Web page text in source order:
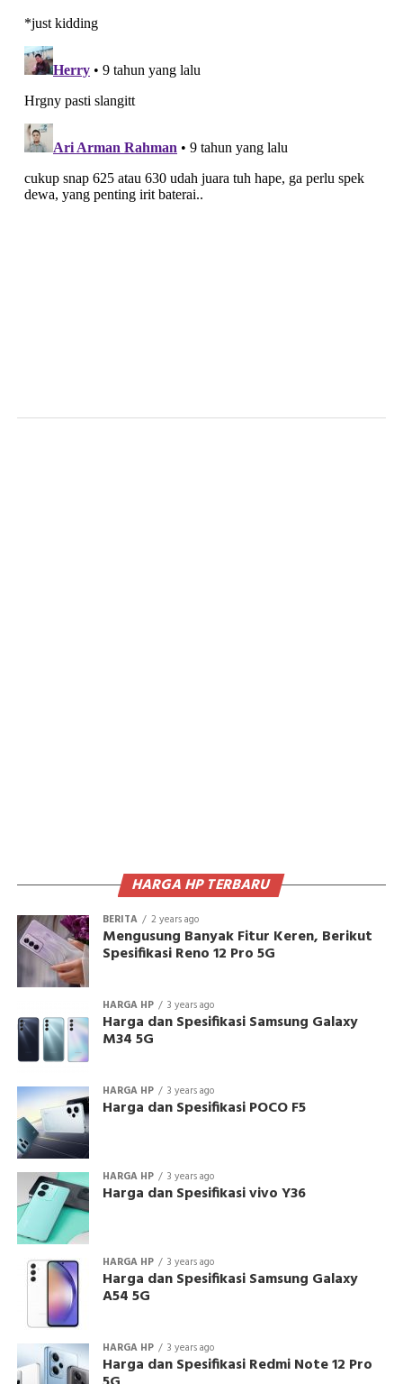
HARGA HP TERBARU
BERITA 2 years ago
Mengusung Banyak Fitur Keren, Berikut
Spesifikasi Reno 12 Pro 5G
HARGA HP 3 years ago
Harga dan Spesifikasi Samsung Galaxy
M34 5G
HARGA HP 3 years ago
Harga dan Spesifikasi POCO F5
HARGA HP 3 years ago
Harga dan Spesifikasi vivo Y36
HARGA HP 3 years ago
Harga dan Spesifikasi Samsung Galaxy
A54 5G
HARGA HP 3 years ago
Harga dan Spesifikasi Redmi Note 12 Pro